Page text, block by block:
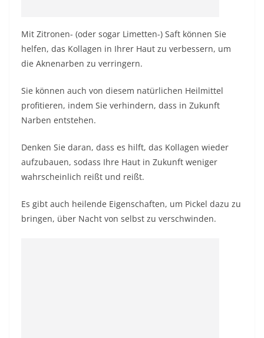
Mit Zitronen- (oder sogar Limetten-) Saft können Sie
helfen, das Kollagen in Ihrer Haut zu verbessern, um
die Aknenarben zu verringern.
Sie können auch von diesem natürlichen Heilmittel
profitieren, indem Sie verhindern, dass in Zukunft
Narben entstehen.
Denken Sie daran, dass es hilft, das Kollagen wieder
aufzubauen, sodass Ihre Haut in Zukunft weniger
wahrscheinlich reißt und reißt.
Es gibt auch heilende Eigenschaften, um Pickel dazu zu
bringen, über Nacht von selbst zu verschwinden.